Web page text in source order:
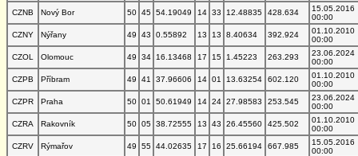
CZNB
Nový Bor 50 45 54.19049 14 33 12.48835 428.634
15.05.2016
00:00
CZNY
Nýřany 49 43 0.55892 13 13 8.40634 392.924
01.10.2010
00:00
CZOL
Olomouc 49 34 16.13468 17 15 1.45223 263.293
23.06.2024
00:00
CZPB
Příbram 49 41 37.96606 14 01 13.63254 602.120
01.10.2010
00:00
CZPR
Praha 50 01 50.61949 14 24 27.98583 253.545
23.06.2024
00:00
CZRA
Rakovník 50 05 38.72555 13 43 26.45560 425.502
01.10.2010
00:00
CZRV
Rýmařov 49 55 44.02635 17 16 25.66194 667.985
15.05.2016
00:00